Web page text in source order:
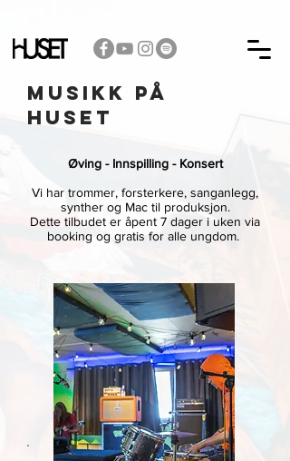
Musikk på
huset
Øving - Innspilling - Konsert
Vi har trommer, forsterkere, sanganlegg,
synther og Mac til produksjon.
Dette tilbudet er åpent 7 dager i uken via
booking og gratis for alle ungdom.